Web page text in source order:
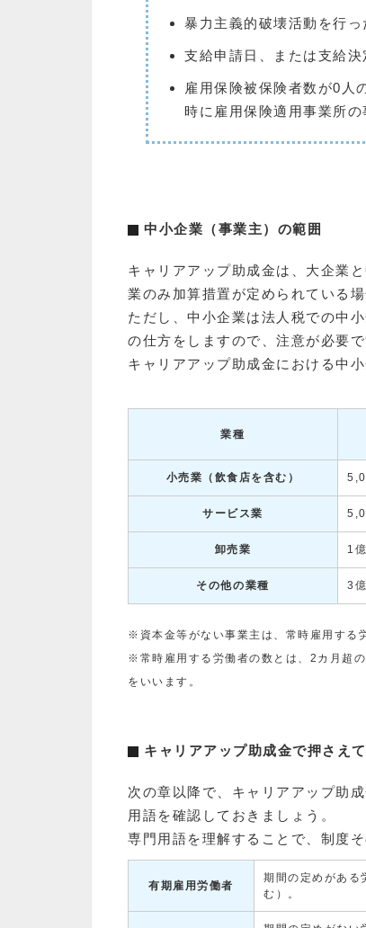
暴力主義的破壊活動を行
支給申請日、または支給
雇用保険被保険者数が0人
時に雇用保険適用事業所
中小企業（事業主）の範囲
キャリアアップ助成金は、大企業
業のみ加算措置が定められている場
ただし、中小企業は法人税での中
の仕方をしますので、注意が必要で
キャリアアップ助成金における中
業種
小売業（飲食店を含む）
サービス業
卸売業 1
その他の業種 3
※資本金等がない事業主は、常時雇用する
※常時雇用する労働者の数とは、2カ月超
をいいます。
キャリアアップ助成金で押さえ
次の章以降で、キャリアアップ助
用語を確認しておきましょう。
専門用語を理解することで、制度
有期雇用労働者
期間の定めがある
む）。